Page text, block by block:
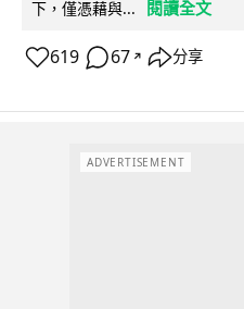
下，僅憑藉與...
閱讀全文
619 67 ↗ 分享
ADVERTISEMENT